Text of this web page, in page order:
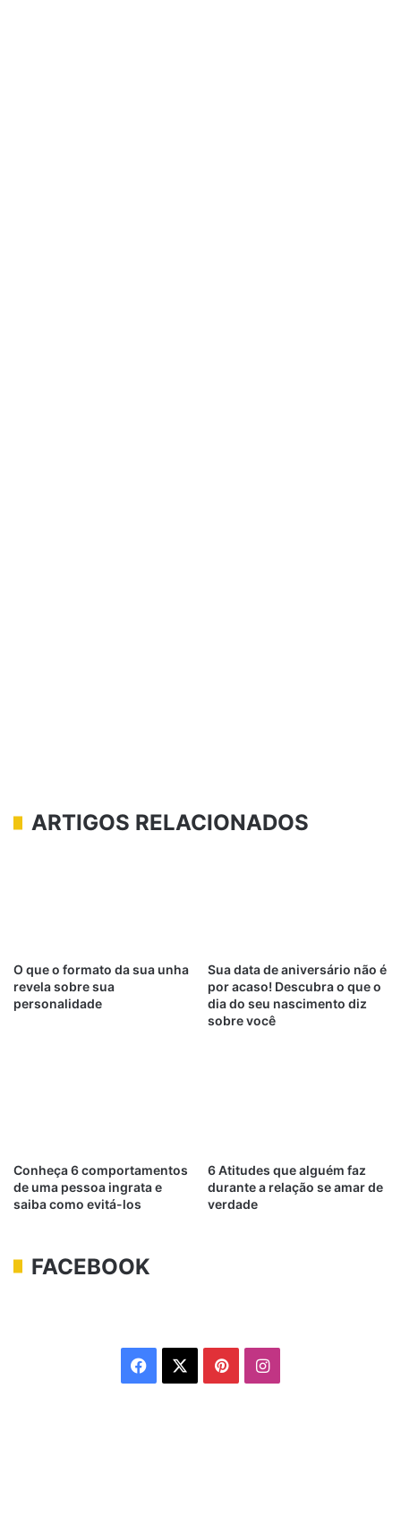
ARTIGOS RELACIONADOS
O que o formato da sua unha
revela sobre sua
personalidade
Sua data de aniversário não é
por acaso! Descubra o que o
dia do seu nascimento diz
sobre você
Conheça 6 comportamentos
de uma pessoa ingrata e
saiba como evitá-los
6 Atitudes que alguém faz
durante a relação se amar de
verdade
FACEBOOK
Facebook PinterestInstagram